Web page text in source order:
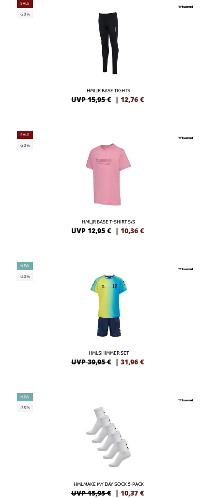
SALE
-20%
HMLJR BASE TIGHTS
UVP 15,95 € | 12,76 €
SALE
-20%
HMLJR BASE T-SHIRT S/S
UVP 12,95 € | 10,36 €
NEW
-20%
HMLSHIMMER SET
UVP 39,95 € | 31,96 €
NEW
-35%
HMLMAKE MY DAY SOCK 5-PACK
UVP 15,95 € | 10,37 €